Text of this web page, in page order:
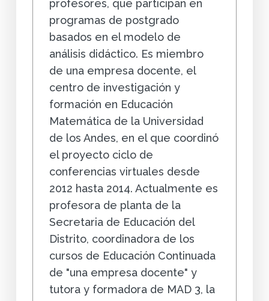
profesores, que participan en
programas de postgrado
basados en el modelo de
análisis didáctico. Es miembro
de una empresa docente, el
centro de investigación y
formación en Educación
Matemática de la Universidad
de los Andes, en el que coordinó
el proyecto ciclo de
conferencias virtuales desde
2012 hasta 2014. Actualmente es
profesora de planta de la
Secretaria de Educación del
Distrito, coordinadora de los
cursos de Educación Continuada
de "una empresa docente" y
tutora y formadora de MAD 3, la